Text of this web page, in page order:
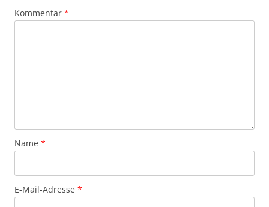
Kommentar *
Name *
E-Mail-Adresse *